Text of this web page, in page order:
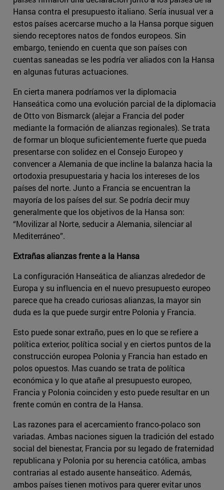
Hansa contra el presupuesto italiano. Sería inusual ver a
estos países acercarse mucho a la Hansa porque siguen
siendo receptores natos de fondos europeos. Sin
embargo, teniendo en cuenta que son países con
cuentas saneadas se les podría ver aliados con la Hansa
en algunas futuras actuaciones.
En cierta manera podríamos ver la diplomacia
Hanseática como una evolución parcial de la diplomacia
de Otto von Bismarck (alejar a Francia del poder
mediante la formación de alianzas regionales). Se trata
de formar un bloque suficientemente fuerte que pueda
presentarse con solidez en el Consejo Europeo y
convencer a Alemania de que incline la balanza hacia la
ortodoxia presupuestaria y hacia los intereses de los
países del norte. Junto a Francia se encuentran la
mayoría de los países del sur. Se podría decir muy
generalmente que los objetivos de la Hansa son:
“Movilizar al Norte, seducir a Alemania, silenciar al
Mediterráneo”.
Extrañas alianzas frente a la Hansa
La configuración Hanseática de alianzas alrededor de
Europa y su influencia en el nuevo presupuesto europeo
parece que ha creado curiosas alianzas, la mayor sin
duda es la que puede surgir entre Polonia y Francia.
Esto puede sonar extraño, pues en lo que se refiere a
política exterior, política social y en ciertos puntos de la
construcción europea Polonia y Francia han estado en
polos opuestos. Mas cuando se trata de política
económica y lo que atañe al presupuesto europeo,
Francia y Polonia coinciden y esto puede resultar en un
frente común en contra de la Hansa.
Las razones para el acercamiento franco-polaco son
variadas. Ambas naciones siguen la tradición del estado
social del bienestar, Francia por su legado de fraternidad
republicana y Polonia por su herencia católica, ambas
contrarias al estado ausente hanseático. Además,
ambos países tienen motivos para querer evitar unos